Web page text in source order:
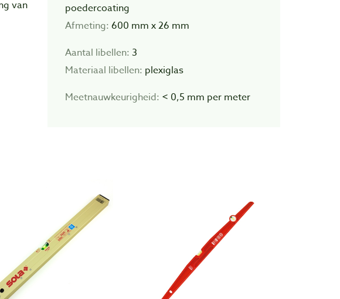
van
poedercoating
Afmeting: 600 mm x 26 mm
Aantal libellen: 3
Materiaal libellen: plexiglas
Meetnauwkeurigheid: < 0,5 mm per meter